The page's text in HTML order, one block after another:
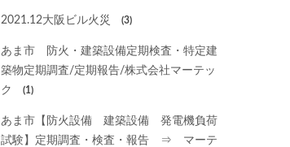
2021.12大阪ビル火災 (3)
あま市 防火・建築設備定期検査・特定建
築物定期調査/定期報告/株式会社マーテッ
ク
(1)
あま市【防火設備 建築設備 発電機負荷
試験】定期調査・検査・報告 ⇒ マーテ